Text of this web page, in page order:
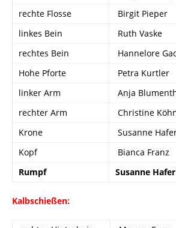
rechte Flosse
Birgit Pieper
linkes Bein
Ruth Vaske
rechtes Bein
Hannelore
Hohe Pforte
Petra Kurtler
linker Arm
Anja
rechter Arm
Christine
Krone
Susanne
Kopf
Bianca Franz
Rumpf
Susanne
Kalbschießen: